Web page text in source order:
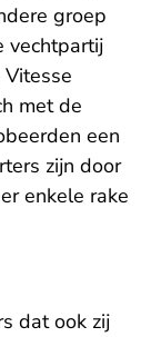
groep
vechtpartij
met de
een
zijn door
enkele rake
dat ook zij